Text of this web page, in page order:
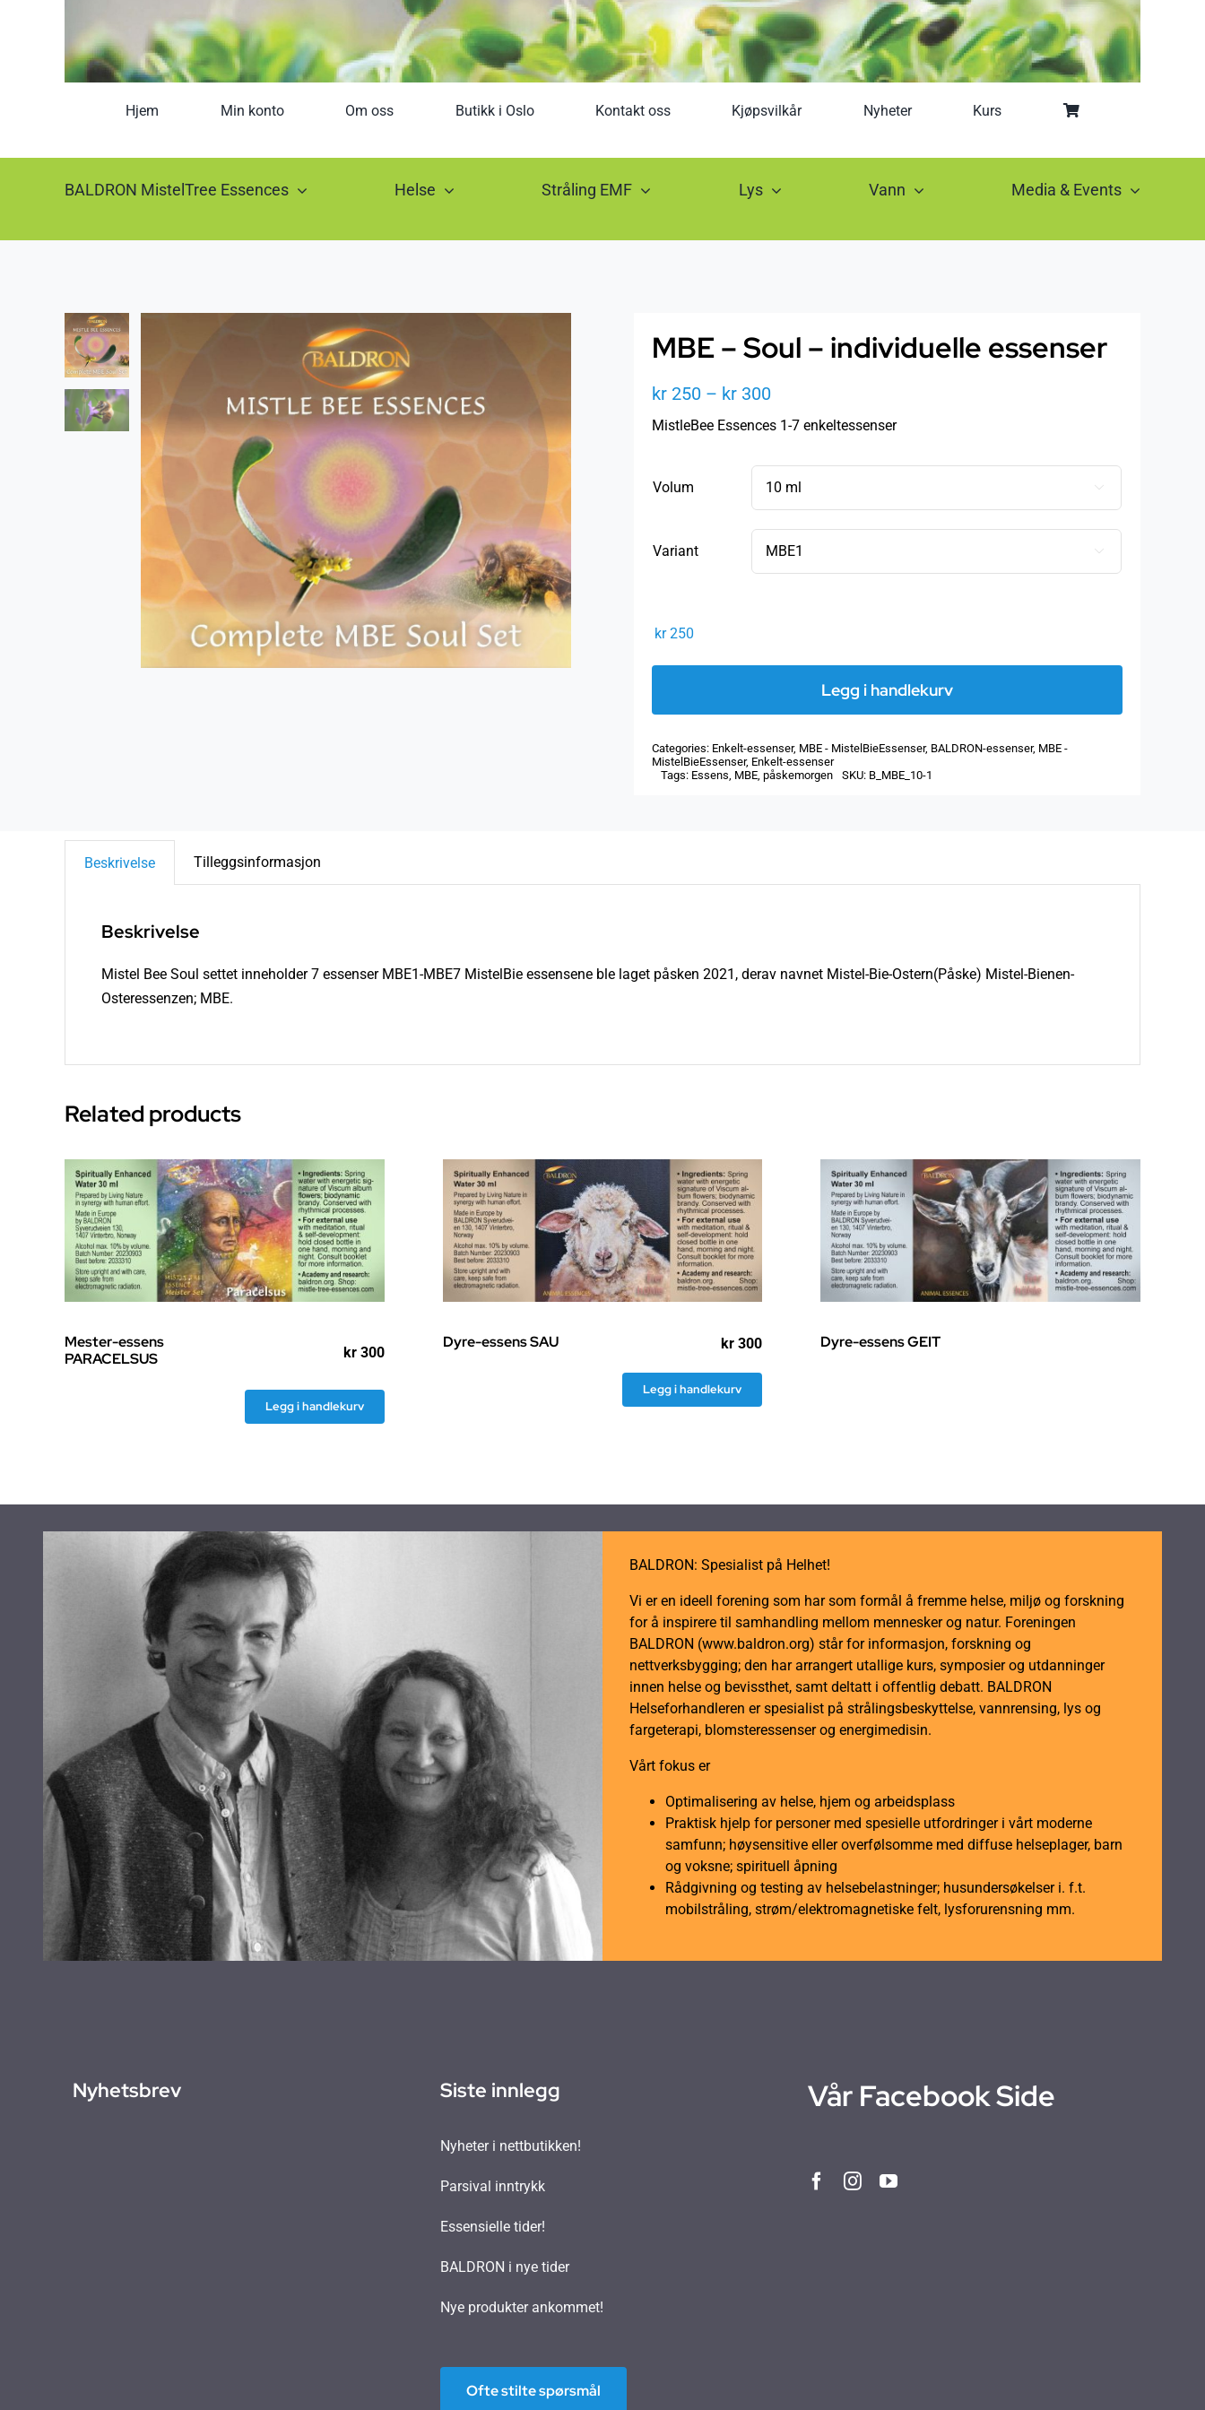
Hjem Min konto Om oss Butikk i Oslo Kontakt oss Kjøpsvilkår Nyheter Kurs
BALDRON MistelTree Essences Helse Stråling EMF Lys Vann Media & Events
MBE – Soul – individuelle essenser
kr 250 – kr 300Prisområde:
kr 250
til
MistleBee Essences 1-7 enkeltessenser
Volum 
Variant 
kr250
Legg i handlekurv
Categories: Enkelt-essenser, MBE - MistelBieEssenser, BALDRON-essenser, MBE -
MistelBieEssenser, Enkelt-essenser
Tags: Essens, MBE, påskemorgen SKU: B_MBE_10-1
Beskrivelse Tilleggsinformasjon
Beskrivelse
Mistel Bee Soul settet inneholder 7 essenser MBE1-MBE7 MistelBie essensene ble laget påsken 2021, derav navnet Mistel-Bie-Ostern(Påske) Mistel-Bienen-
Osteressenzen; MBE.
Related products
Mester-essens
PARACELSUS
kr300
Legg i handlekurv
Dyre-essens SAU kr 300
Legg i handlekurv
Dyre-essens GEIT
BALDRON: Spesialist på Helhet!
Vi er en ideell forening som har som formål å fremme helse, miljø og forskning
for å inspirere til samhandling mellom mennesker og natur. Foreningen
BALDRON (www.baldron.org) står for informasjon, forskning og
nettverksbygging; den har arrangert utallige kurs, symposier og utdanninger
innen helse og bevissthet, samt deltatt i offentlig debatt. BALDRON
Helseforhandleren er spesialist på strålingsbeskyttelse, vannrensing, lys og
fargeterapi, blomsteressenser og energimedisin.
Vårt fokus er
Optimalisering av helse, hjem og arbeidsplass
Praktisk hjelp for personer med spesielle utfordringer i vårt moderne
samfunn; høysensitive eller overfølsomme med diffuse helseplager, barn
og voksne; spirituell åpning
Rådgivning og testing av helsebelastninger; husundersøkelser i. f.t.
mobilstråling, strøm/elektromagnetiske felt, lysforurensning mm.
Nyhetsbrev Siste innlegg
Nyheter i nettbutikken!
Parsival inntrykk
Essensielle tider!
BALDRON i nye tider
Nye produkter ankommet!
Ofte stilte spørsmål
Vår Facebook Side